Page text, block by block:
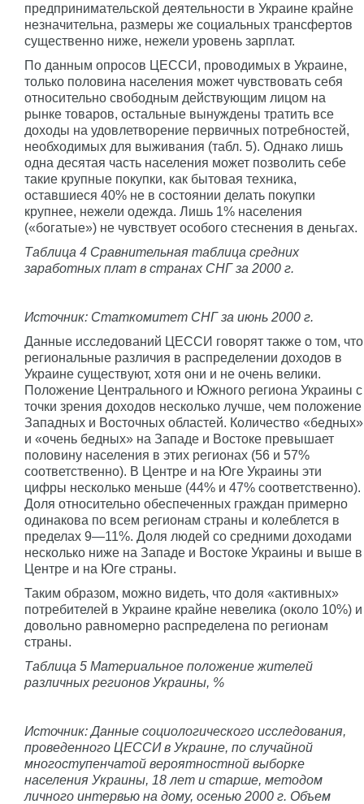
предпринимательской деятельности в Украине крайне
незначительна, размеры же социальных трансфертов
существенно ниже, нежели уровень зарплат.
По данным опросов ЦЕССИ, проводимых в Украине,
только половина населения может чувствовать себя
относительно свободным действующим лицом на
рынке товаров, остальные вынуждены тратить все
доходы на удовлетворение первичных потребностей,
необходимых для выживания (табл. 5). Однако лишь
одна десятая часть населения может позволить себе
такие крупные покупки, как бытовая техника,
оставшиеся 40% не в состоянии делать покупки
крупнее, нежели одежда. Лишь 1% населения
(«богатые») не чувствует особого стеснения в деньгах.
Таблица 4 Сравнительная таблица средних
заработных плат в странах СНГ за 2000 г.
Источник: Статкомитет СНГ за июнь 2000 г.
Данные исследований ЦЕССИ говорят также о том, что
региональные различия в распределении доходов в
Украине существуют, хотя они и не очень велики.
Положение Центрального и Южного региона Украины с
точки зрения доходов несколько лучше, чем положение
Западных и Восточных областей. Количество «бедных»
и «очень бедных» на Западе и Востоке превышает
половину населения в этих регионах (56 и 57%
соответственно). В Центре и на Юге Украины эти
цифры несколько меньше (44% и 47% соответственно).
Доля относительно обеспеченных граждан примерно
одинакова по всем регионам страны и колеблется в
пределах 9—11%. Доля людей со средними доходами
несколько ниже на Западе и Востоке Украины и выше в
Центре и на Юге страны.
Таким образом, можно видеть, что доля «активных»
потребителей в Украине крайне невелика (около 10%) и
довольно равномерно распределена по регионам
страны.
Таблица 5 Материальное положение жителей
различных регионов Украины, %
Источник: Данные социологического исследования,
проведенного ЦЕССИ в Украине, по случайной
многоступенчатой вероятностной выборке
населения Украины, 18 лет и старше, методом
личного интервью на дому, осенью 2000 г. Объем